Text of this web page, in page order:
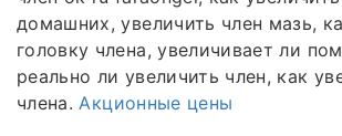
домашних, увеличить член мазь,
головку члена, увеличивает ли
реально ли увеличить член, как
члена. Акционные цены